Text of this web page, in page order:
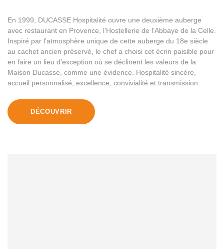
En 1999, DUCASSE Hospitalité ouvre une deuxième auberge
avec restaurant en Provence, l’Hostellerie de l’Abbaye de la Celle.
Inspiré par l’atmosphère unique de cette auberge du 18e siècle
au cachet ancien préservé, le chef a choisi cet écrin paisible pour
en faire un lieu d’exception où se déclinent les valeurs de la
Maison Ducasse, comme une évidence. Hospitalité sincère,
accueil personnalisé, excellence, convivialité et transmission.
DÉCOUVRIR